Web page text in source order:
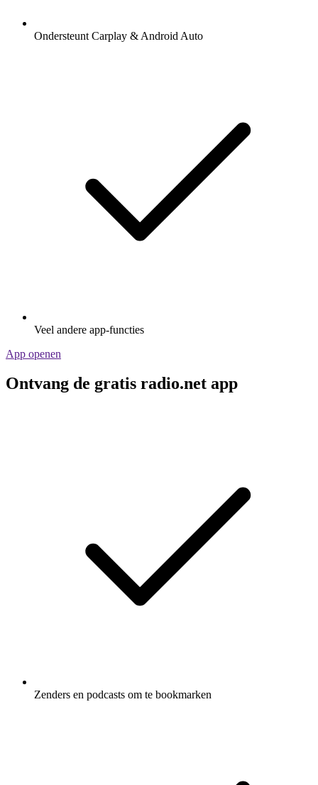
Ondersteunt Carplay & Android Auto
Veel andere app-functies
App openen
Ontvang de gratis radio.net app
Zenders en podcasts om te bookmarken